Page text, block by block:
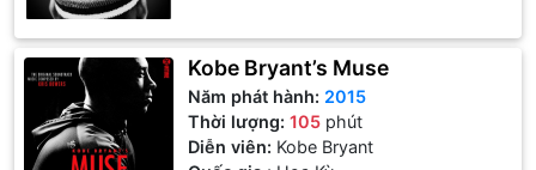
Kobe Bryant’s Muse
Năm phát hành: 2015
Thời lượng:105 phút
Diễn viên: Kobe Bryant